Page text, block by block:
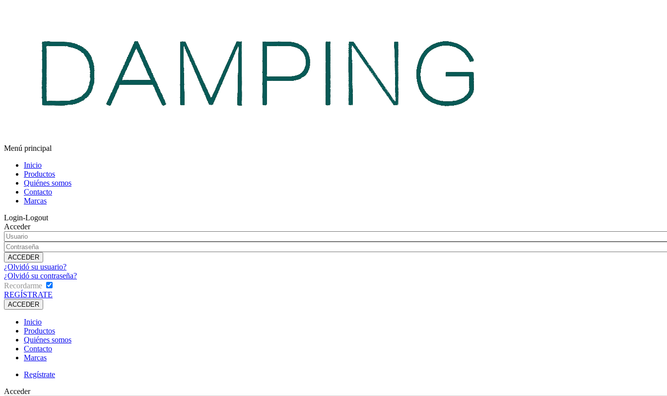
Menú principal
Inicio
Productos
Quiénes somos
Contacto
Marcas
Login-Logout
Acceder
¿Olvidó su usuario?
¿Olvidó su contraseña?
Recordarme
REGÍSTRATE
Inicio
Productos
Quiénes somos
Contacto
Marcas
Regístrate
Acceder